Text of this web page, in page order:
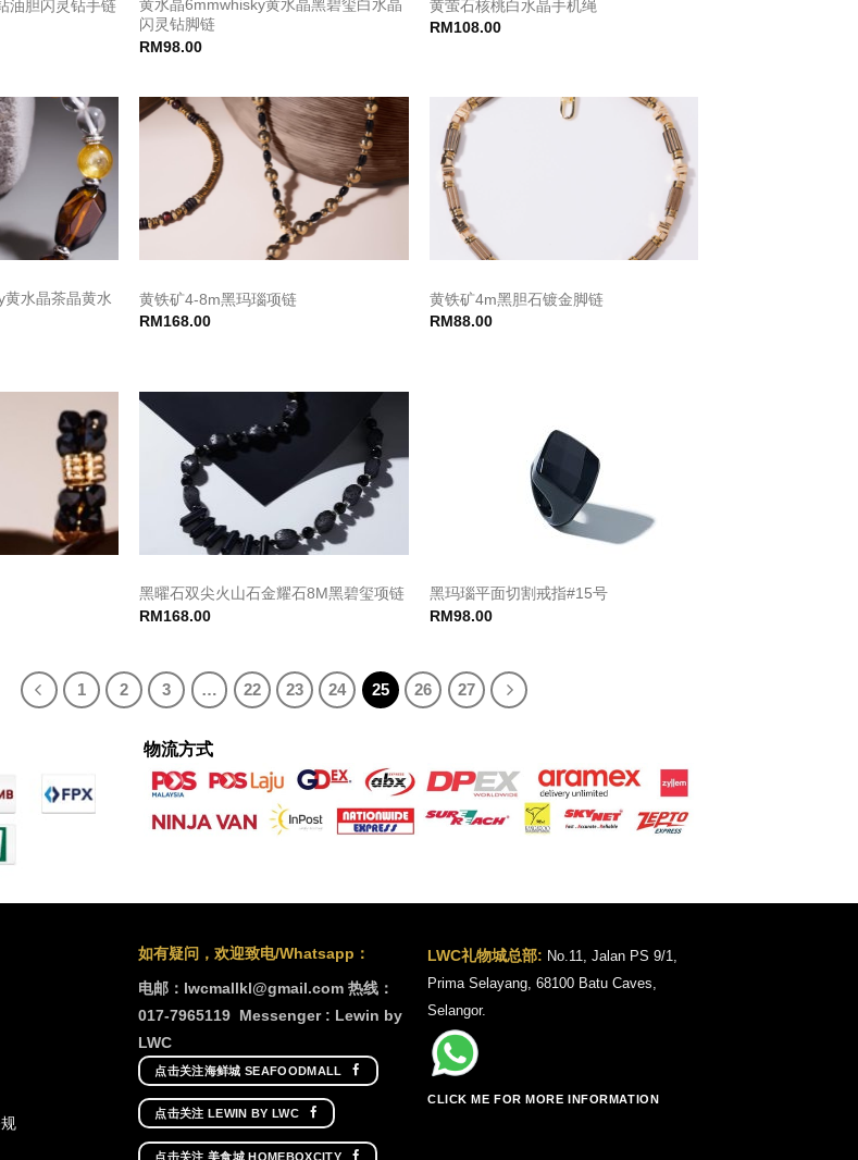
油胆闪灵钻手链
黄水晶6mmwhisky黄水晶黑碧玺白水晶
闪灵钻脚链
RM98.00
黄萤石核桃白水晶手机绳
RM108.00
水晶茶晶黄水
黄铁矿4-8m黑玛瑙项链
RM168.00
黄铁矿4m黑胆石镀金脚链
RM88.00
黑曜石双尖火山石金耀石8M黑碧玺项链
RM168.00
黑玛瑙平面切割戒指#15号
RM98.00
1 2 3 … 22 23 24 25 26 27
物流方式
如有疑问，欢迎致电/Whatsapp：
电邮：lwcmallkl@gmail.com 热线：
017-7965119
Messenger : Lewin by
LWC
点击关注海鲜城 SEAFOODMALL
点击关注 LEWIN BY LWC
点击关注 美食城 HOMEBOXCITY
LWC礼物城总部: No.11, Jalan PS 9/1,
Prima Selayang, 68100 Batu Caves,
Selangor.
CLICK ME FOR MORE INFORMATION